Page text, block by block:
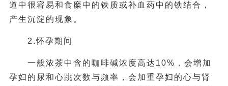
道中很容易和食糜中的铁质或补血药中的铁结合，
产生沉淀的现象。
2.怀孕期间
一般浓茶中含的咖啡碱浓度高达10%，会增加
孕妇的尿和心跳次数与频率，会加重孕妇的心与肾